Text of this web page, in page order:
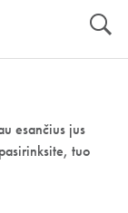
esančius jus
tuo